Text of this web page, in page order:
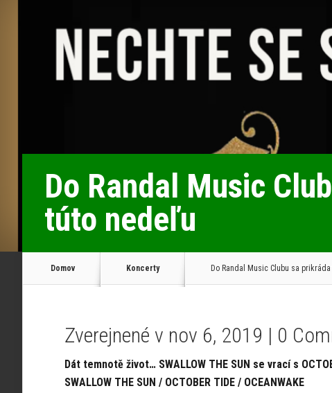
Do Randal Music
túto nedeľu
Domov Koncerty Do Randal Music Clubu sa
Zverejnené v nov 6, 2019 | 0
Dát temnotě život… SWALLOW THE SUN se vrací s
SWALLOW THE SUN / OCTOBER TIDE / OCEANWAKE